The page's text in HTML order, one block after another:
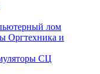
лом
Оргтехника и
СЦ